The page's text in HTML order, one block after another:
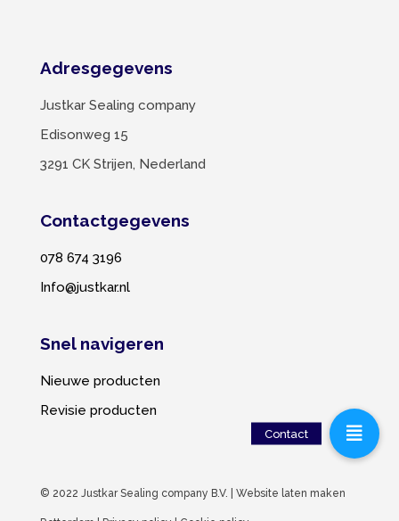
Adresgegevens
Justkar Sealing company
Edisonweg 15
3291 CK Strijen, Nederland
Contactgegevens
078 674 3196
Info@justkar.nl
Snel navigeren
Nieuwe producten
Revisie producten
© 2022 Justkar Sealing company B.V. | Website laten maken